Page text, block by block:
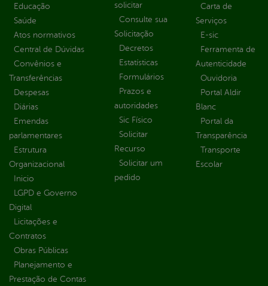
Educação
Saúde
Atos normativos
Central de Dúvidas
Convênios e
Transferências
Despesas
Diárias
Emendas
parlamentares
Estrutura
Organizacional
Inicio
LGPD e Governo
Digital
Licitações e
Contratos
Obras Públicas
Planejamento e
Prestação de Contas
solicitar
Consulte sua
Solicitação
Decretos
Estatísticas
Formulários
Prazos e
autoridades
Sic Físico
Solicitar
Recurso
Solicitar um
pedido
Carta de
Serviços
E-sic
Ferramenta de
Autenticidade
Ouvidoria
Portal Aldir
Blanc
Portal da
Transparência
Transporte
Escolar